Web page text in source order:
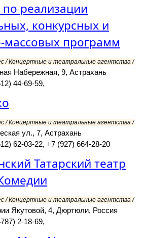
реализации
конкурсных и
массовых программ
/ Концертные и театральные агентства /
Набережная, 9, Астрахань
44-69-59,
/ Концертные и театральные агентства /
ул., 7, Астрахань
62-03-22, +7 (927) 664-28-20
Татарский театр
/ Концертные и театральные агентства /
Якутовой, 4, Дюртюли, Россия
2-18-69,